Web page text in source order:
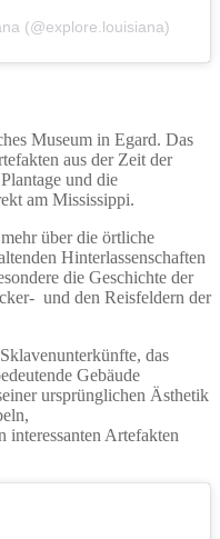
(@explore.louisiana)
Museum in Egard. Das
aus der Zeit der
und die
am Mississippi.
über die örtliche
Hinterlassenschaften
die Geschichte der
und den Reisfeldern der
das
Gebäude
ursprünglichen Ästhetik
interessanten Artefakten